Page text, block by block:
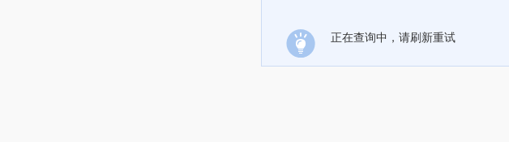
正在查询中，请刷新重试